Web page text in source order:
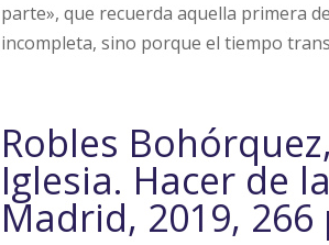
parte», que recuerda aquella primera
incompleta, sino porque el tiempo
Robles
Iglesia. Hacer de
Madrid, 2019, 266